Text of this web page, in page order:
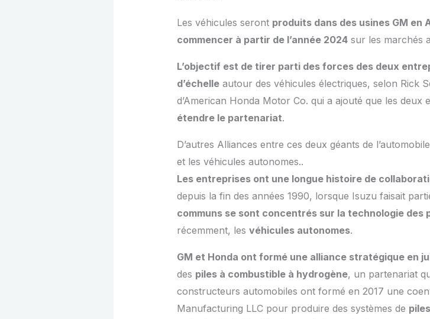
Les véhicules seront produits dans des usines GM en
commencer à partir de l’année 2024sur les marchés
L’objectif est de tirer parti des forces des deux
d’échelleautour des véhicules électriques, selon Rick
d’American Honda Motor Co. qui a ajouté que les deux
étendre le partenariat.
D’autres Alliances entre ces deux géants de
et les véhicules autonomes..
Les entreprises ont une longue histoire de
depuis la fin des années 1990, lorsque Isuzu faisait
communs se sont concentrés sur la technologie des
récemment, les véhicules autonomes.
GM et Honda ont formé une alliance stratégique en
des piles à combustible à hydrogène, un partenariat
constructeurs automobiles ont formé en 2017 une
Manufacturing LLC pour produire des systèmes de